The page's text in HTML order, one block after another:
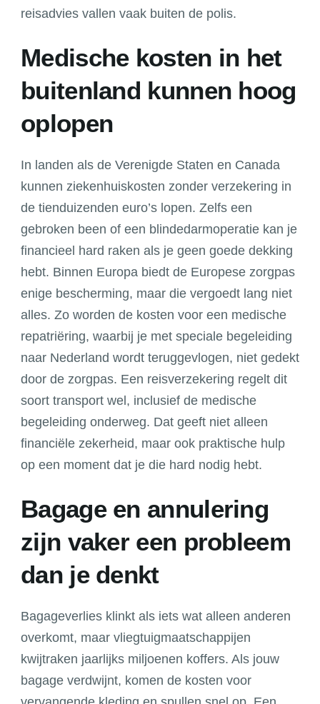
reisadvies vallen vaak buiten de polis.
Medische kosten in het
buitenland kunnen hoog
oplopen
In landen als de Verenigde Staten en Canada
kunnen ziekenhuiskosten zonder verzekering in
de tienduizenden euro’s lopen. Zelfs een
gebroken been of een blindedarmoperatie kan je
financieel hard raken als je geen goede dekking
hebt. Binnen Europa biedt de Europese zorgpas
enige bescherming, maar die vergoedt lang niet
alles. Zo worden de kosten voor een medische
repatriëring, waarbij je met speciale begeleiding
naar Nederland wordt teruggevlogen, niet gedekt
door de zorgpas. Een reisverzekering regelt dit
soort transport wel, inclusief de medische
begeleiding onderweg. Dat geeft niet alleen
financiële zekerheid, maar ook praktische hulp
op een moment dat je die hard nodig hebt.
Bagage en annulering
zijn vaker een probleem
dan je denkt
Bagageverlies klinkt als iets wat alleen anderen
overkomt, maar vliegtuigmaatschappijen
kwijtraken jaarlijks miljoenen koffers. Als jouw
bagage verdwijnt, komen de kosten voor